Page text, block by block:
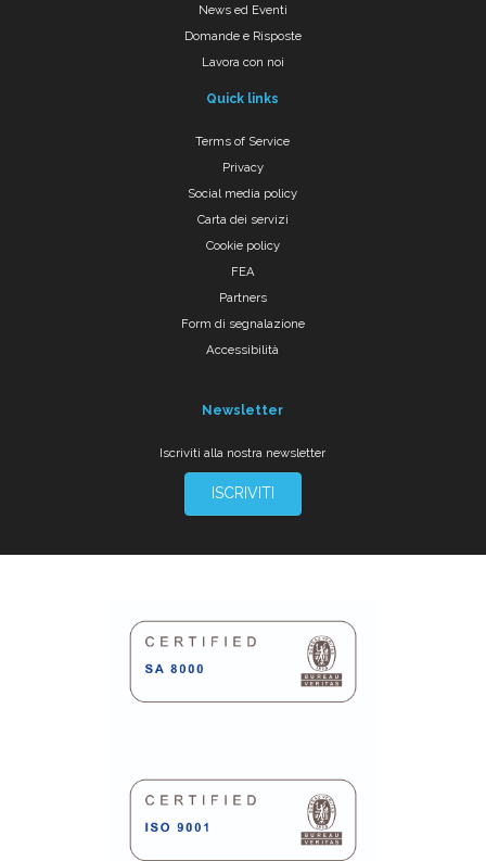
News ed Eventi
Domande e Risposte
Lavora con noi
Quick links
Terms of Service
Privacy
Social media policy
Carta dei servizi
Cookie policy
FEA
Partners
Form di segnalazione
Accessibilità
Newsletter
Iscriviti alla nostra newsletter
ISCRIVITI